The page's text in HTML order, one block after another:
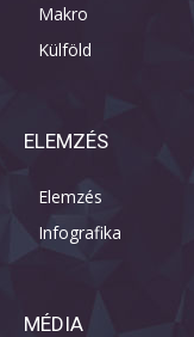
Makro
Külföld
ELEMZÉS
Elemzés
Infografika
MÉDIA